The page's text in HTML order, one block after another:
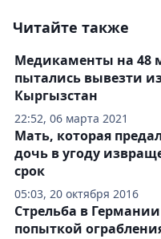
Читайте также
22:52, 06 марта 2021
Медикаменты на 48
пытались вывезти
Кыргызстан
05:03, 20 октября 2016
Мать, которая
дочь в угоду
срок
Стрельба в Германии
попыткой